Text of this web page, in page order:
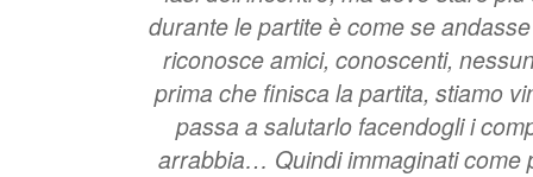
durante le partite è come se
riconosce amici, conoscenti,
prima che finisca la partita, stiamo
passa a salutarlo facendogli i
arrabbia… Quindi immaginati come